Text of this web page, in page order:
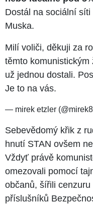
Dostál na sociální
Muska.
Milí voliči, děkuji za
těmto
už jednou dostali.
Je to na vás.
— mirek etzler
Sebevědomý křik z
hnutí STAN ovšem
Vždyť právě
omezovali pomocí
občanů, šířili
příslušníků